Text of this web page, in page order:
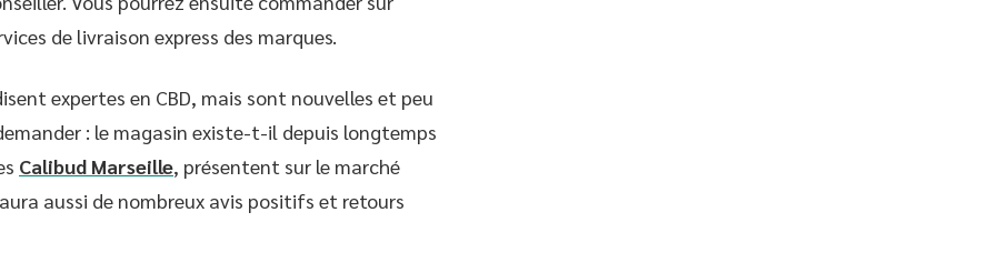
de livraison express des marques.
expertes en CBD, mais sont nouvelles et peu
: le magasin existe-t-il depuis longtemps
Calibud Marseille, présentent sur le marché
aussi de nombreux avis positifs et retours